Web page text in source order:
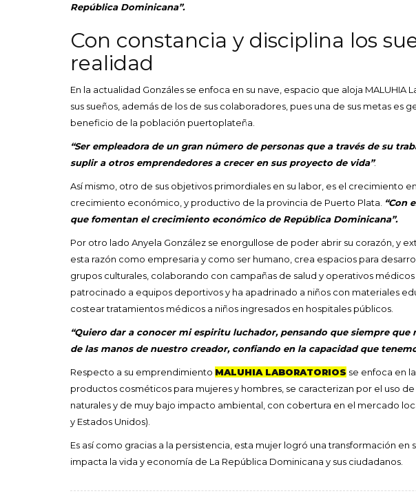
República Dominicana”.
Con constancia y disciplina los
realidad
En la actualidad Gonzáles se enfoca en su nave, espacio que aloja MALUHIA
sus sueños, además de los de sus colaboradores, pues una de sus metas es
beneficio de la población puertoplateña.
“Ser empleadora de un gran número de personas que a través de su
suplir a otros emprendedores a crecer en sus proyecto de vida”.
Así mismo, otro de sus objetivos primordiales en su labor, es el crecimiento
crecimiento económico, y productivo de la provincia de Puerto Plata. “Con
que fomentan el crecimiento económico de República Dominicana”.
Por otro lado Anyela González se enorgullose de poder abrir su corazón, y
esta razón como empresaria y como ser humano, crea espacios para
grupos culturales, colaborando con campañas de salud y operativos
patrocinado a equipos deportivos y ha apadrinado a niños con materiales
costear tratamientos médicos a niños ingresados en hospitales públicos.
“Quiero dar a conocer mi espiritu luchador, pensando que siempre
de las manos de nuestro creador, confiando en la capacidad que
Respecto a su emprendimiento MALUHIA LABORATORIOS se enfoca en
productos cosméticos para mujeres y hombres, se caracterizan por el uso
naturales y de muy bajo impacto ambiental, con cobertura en el mercado
y Estados Unidos).
Es así como gracias a la persistencia, esta mujer logró una transformación en
impacta la vida y economía de La República Dominicana y sus ciudadanos.